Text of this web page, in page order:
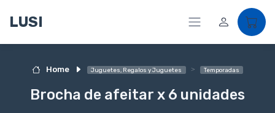
LUSI
Home Juguetes, Regalos y Juguetes Temporadas
Brocha de afeitar x 6 unidades